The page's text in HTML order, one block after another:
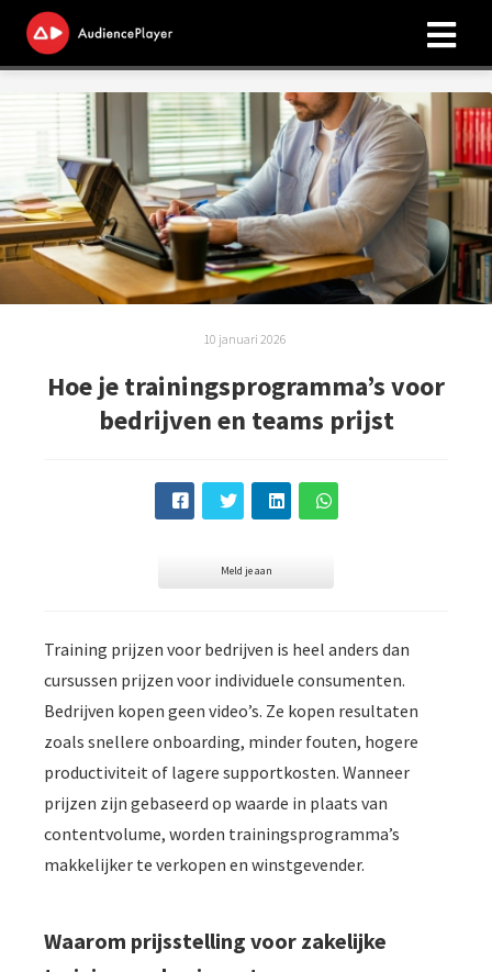
10 januari 2026
Hoe je trainingsprogramma’s voor
bedrijven en teams prijst
Meld je aan
Training prijzen voor bedrijven is heel anders dan
cursussen prijzen voor individuele consumenten.
Bedrijven kopen geen video’s. Ze kopen resultaten
zoals snellere onboarding, minder fouten, hogere
productiviteit of lagere supportkosten. Wanneer
prijzen zijn gebaseerd op waarde in plaats van
contentvolume, worden trainingsprogramma’s
makkelijker te verkopen en winstgevender.
Waarom prijsstelling voor zakelijke
worden
over
van
op